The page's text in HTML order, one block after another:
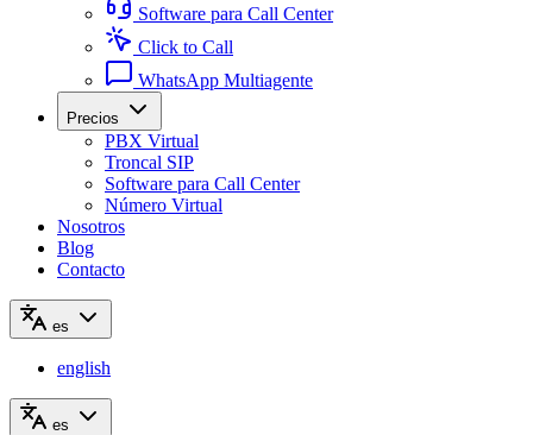
Software para Call Center
Click to Call
WhatsApp Multiagente
Precios
PBX Virtual
Troncal SIP
Software para Call Center
Número Virtual
Nosotros
Blog
Contacto
es
english
es